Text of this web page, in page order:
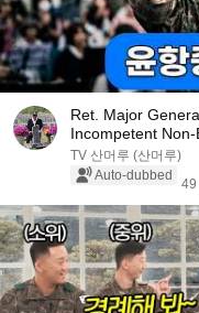
Ret. Major
Incompetent
Eradicate...
TV 산머루 (산머루)
Auto-dubbed
49